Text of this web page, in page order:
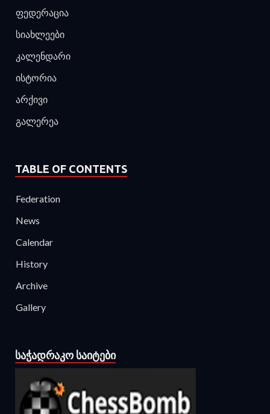
ფედერაცია
სიახლეები
კალენდარი
ისტორია
არქივი
გალერეა
TABLE OF CONTENTS
Federation
News
Calendar
History
Archive
Gallery
ᲡᲐᲭᲐᲓᲠᲐᲙᲝ ᲡᲐᲘᲢᲔᲑᲘ